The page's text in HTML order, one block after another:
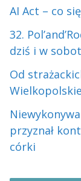
AI Act – co
32.
dziś i w
Od
przyznał
córki